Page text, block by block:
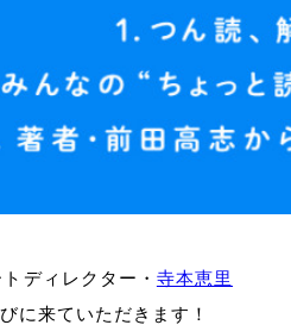
ディレクター・ 寺本恵里
に来ていただきます！